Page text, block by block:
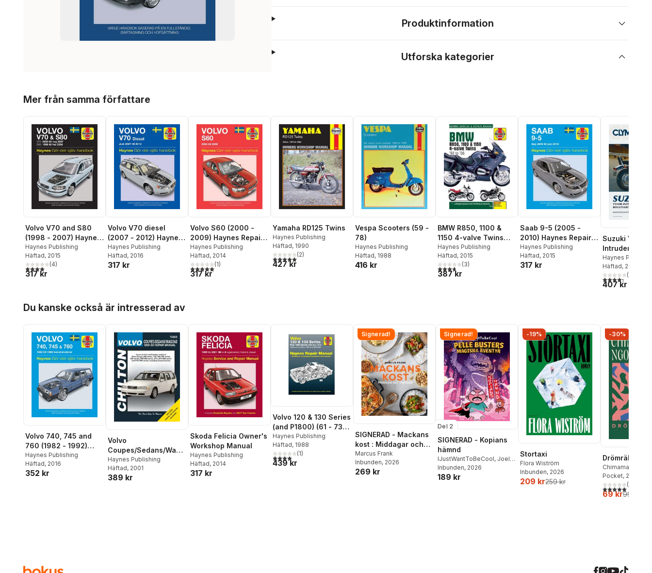
Produktinformation
Utforska kategorier
Mer från samma författare
Volvo V70 and S80
(1998 - 2007) Haynes
Repair Manual
(svenske utgava)
Haynes Publishing
Häftad, 2015
4,0utav 5 stjärnor. Totalt antal röster:
(4)
317 kr
Volvo V70 diesel
(2007 - 2012) Haynes
Repair Manual
(svenske utgava)
Haynes Publishing
Häftad, 2016
317 kr
Volvo S60 (2000 -
2009) Haynes Repair
Manual (svenske
utgava)
Haynes Publishing
Häftad, 2014
5,0utav 5 stjärnor. Totalt antal röster:
(1)
317 kr
Yamaha RD125 Twins
Haynes Publishing
Häftad, 1990
5,0utav 5 stjärnor. Totalt antal röster:
(2)
427 kr
Vespa Scooters (59 -
78)
Haynes Publishing
Häftad, 1988
416 kr
BMW R850, 1100 &
1150 4-valve Twins
(93 - 06) Haynes
Repair Manual
Haynes Publishing
Häftad, 2015
3,7utav 5 stjärnor. Totalt antal röster:
(3)
387 kr
Saab 9-5 (2005 -
2010) Haynes Repair
Manual (svenske
utgava)
Haynes Publishing
Häftad, 2015
317 kr
Suzuki
Intruder /
S83
(1987-2007)
Repair Manual
Haynes
Häftad, 2008
4,3utav 5(
407 kr
Du kanske också är intresserad av
Volvo 740, 745 and
760 (1982 - 1992)
Haynes Repair Manual
(svenske utgava)
Haynes Publishing
Häftad, 2016
352 kr
Volvo
Coupes/Sedans/Wago
ns (90 - 98) (Chilton)
Haynes Publishing
Häftad, 2001
389 kr
Skoda Felicia Owner's
Workshop Manual
Haynes Publishing
Häftad, 2014
317 kr
Volvo 120 & 130 Series
(and P1800) (61 - 73)
Haynes Repair Manual
Haynes Publishing
Häftad, 1988
4,0utav 5 stjärnor. Totalt antal röster:
(1)
439 kr
Signerad!
SIGNERAD - Mackans
kost : Middagar och
matlådor
Marcus Frank
Inbunden, 2026
269 kr
Signerad!
Del 2
SIGNERAD - Kopians
hämnd
IJustWantToBeCool, Joel
Adolphson,Emil Ejdemo
Beer ,Victor Beer
Inbunden, 2026
189 kr
-19%
Stortaxi
Flora Wiström
Inbunden, 2026
209 kr259 kr
-30%
Drömräkning
Chimamanda
Pocket, 2026
5,0utav 5(
69 kr99 kr